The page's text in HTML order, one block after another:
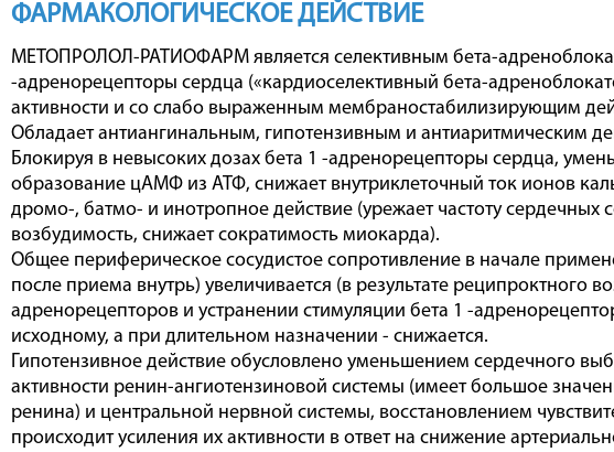
ФАРМАКОЛОГИЧЕСКОЕ ДЕЙСТВИЕ
МЕТОПРОЛОЛ-РАТИОФАРМ является селективным бета-
-адренорецепторы сердца («кардиоселективный бета-
активности и со слабо выраженным мембраностабилизирующим
Обладает антиангинальным, гипотензивным и антиаритмическим
Блокируя в невысоких дозах бета 1 -адренорецепторы сердца,
образование цАМФ из АТФ, снижает внутриклеточный ток ионов
дромо-, батмо- и инотропное действие (урежает частоту сердечных
возбудимость, снижает сократимость миокарда).
Общее периферическое сосудистое сопротивление в начале
после приема внутрь) увеличивается (в результате реципроктного
адренорецепторов и устранении стимуляции бета 1 -
исходному, а при длительном назначении - снижается.
Гипотензивное действие обусловлено уменьшением сердечного
активности ренин-ангиотензиновой системы (имеет большое
ренина) и центральной нервной системы, восстановлением
происходит усиления их активности в ответ на снижение